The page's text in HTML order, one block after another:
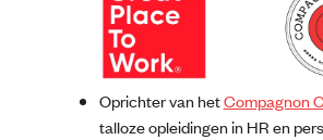
Oprichter van hetCompagnon
talloze opleidingen in HR en